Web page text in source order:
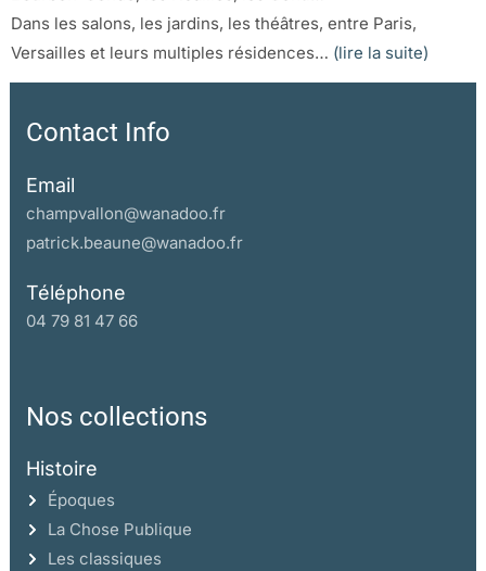
Dans les salons, les jardins, les théâtres, entre Paris,
Versailles et leurs multiples résidences… (lire la suite)
Contact Info
Email
champvallon@wanadoo.fr
patrick.beaune@wanadoo.fr
Téléphone
04 79 81 47 66
Nos collections
Histoire
Époques
La Chose Publique
Les classiques